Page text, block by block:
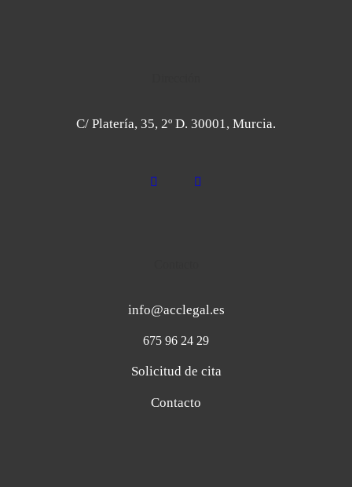
C/ Platería, 35, 2º D. 30001, Murcia.
info@acclegal.es
675 96 24 29
Solicitud de cita
Contacto